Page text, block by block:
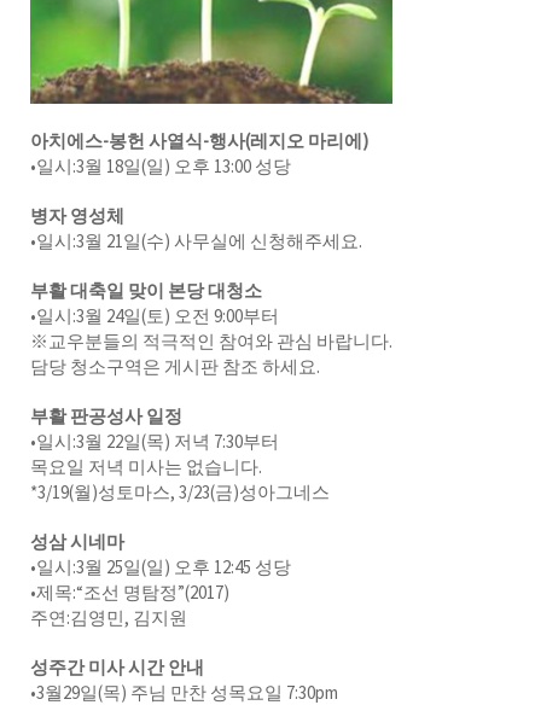
아치에스-봉헌 사열식-행사(레지오 마리에)
•일시:3월 18일(일) 오후 13:00 성당
병자 영성체
•일시:3월 21일(수) 사무실에 신청해주세요.
부활 대축일 맞이 본당 대청소
•일시:3월 24일(토) 오전 9:00부터
※교우분들의 적극적인 참여와 관심 바랍니다.
담당 청소구역은 게시판 참조 하세요.
부활 판공성사 일정
•일시:3월 22일(목) 저녁 7:30부터
목요일 저녁 미사는 없습니다.
*3/19(월)성토마스, 3/23(금)성아그네스
성삼 시네마
•일시:3월 25일(일) 오후 12:45 성당
•제목:“조선 명탐정”(2017)
주연:김영민, 김지원
성주간 미사 시간 안내
•3월29일(목) 주님 만찬 성목요일 7:30pm